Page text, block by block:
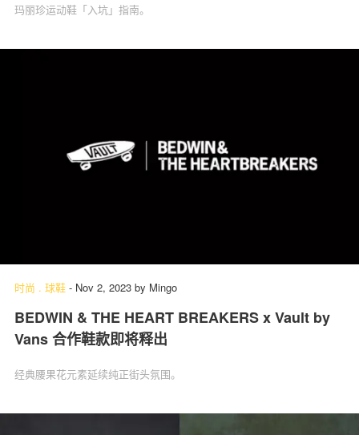
玛丽珍运动鞋「入坑」指南。
时尚 . 球鞋 - Nov 2, 2023 by Mingo
BEDWIN & THE HEART BREAKERS x Vault by
Vans 合作鞋款即将释出
经典腰果花元素延续纯正街头氛围。